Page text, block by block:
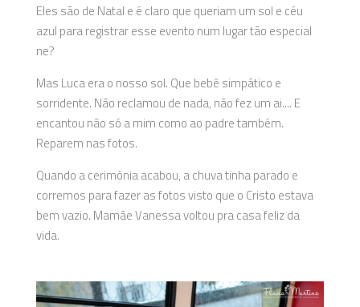
Eles são de Natal e é claro que queriam um sol e céu
azul para registrar esse evento num lugar tão especial
ne?
Mas Luca era o nosso sol. Que bebê simpático e
sorridente. Não reclamou de nada, não fez um ai.... E
encantou não só a mim como ao padre também.
Reparem nas fotos.
Quando a cerimônia acabou, a chuva tinha parado e
corremos para fazer as fotos visto que o Cristo estava
bem vazio. Mamãe Vanessa voltou pra casa feliz da
vida.